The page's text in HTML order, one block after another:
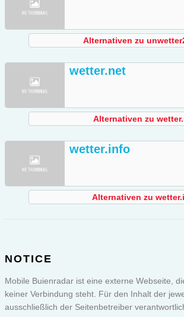
Alternativen zu
wetter.net
Alternativen zu
wetter.info
Alternativen zu
NOTICE
Mobile Buienradar ist eine externe Webseite,
keiner Verbindung steht. Für den Inhalt der
ausschließlich der Seitenbetreiber